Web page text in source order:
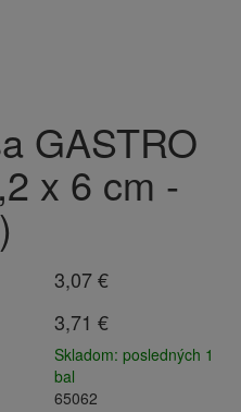
GASTRO
x 6 cm -
3,07 €
3,71 €
Skladom: posledných 1
bal
65062